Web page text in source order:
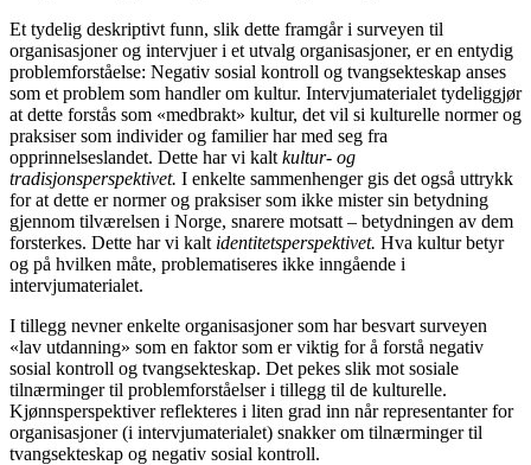
Et tydelig deskriptivt funn, slik dette framgår i surveyen til
organisasjoner og intervjuer i et utvalg organisasjoner, er en entydig
problemforståelse: Negativ sosial kontroll og tvangsekteskap anses
som et problem som handler om kultur. Intervjumaterialet tydeliggjør
at dette forstås som «medbrakt» kultur, det vil si kulturelle normer og
praksiser som individer og familier har med seg fra
opprinnelseslandet. Dette har vi kalt kultur- og
tradisjonsperspektivet. I enkelte sammenhenger gis det også uttrykk
for at dette er normer og praksiser som ikke mister sin betydning
gjennom tilværelsen i Norge, snarere motsatt – betydningen av dem
forsterkes. Dette har vi kalt identitetsperspektivet. Hva kultur betyr
og på hvilken måte, problematiseres ikke inngående i
intervjumaterialet.
I tillegg nevner enkelte organisasjoner som har besvart surveyen
«lav utdanning» som en faktor som er viktig for å forstå negativ
sosial kontroll og tvangsekteskap. Det pekes slik mot sosiale
tilnærminger til problemforståelser i tillegg til de kulturelle.
Kjønnsperspektiver reflekteres i liten grad inn når representanter for
organisasjoner (i intervjumaterialet) snakker om tilnærminger til
tvangsekteskap og negativ sosial kontroll.